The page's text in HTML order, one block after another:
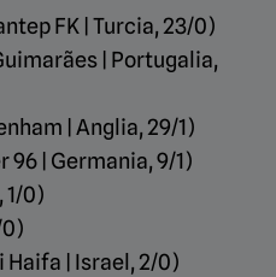
FK | Turcia, 23/0)
| Portugalia,
| Anglia, 29/1)
96 | Germania, 9/1)
1/0)
0)
Haifa | Israel, 2/0)